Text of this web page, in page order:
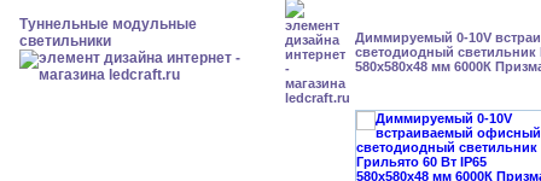
Туннельные модульные
светильники
Диммируемый 0-10V
светодиодный светильник
580x580x48 мм 6000К